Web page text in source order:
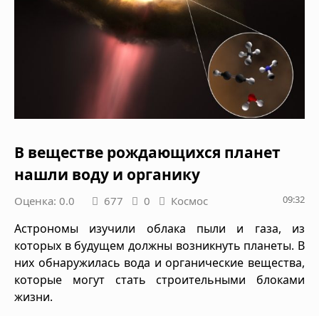
В веществе рождающихся планет
нашли воду и органику
Оценка: 0.0 677 0 Космос 09:32
Астрономы изучили облака пыли и газа, из
которых в будущем должны возникнуть планеты. В
них обнаружилась вода и органические вещества,
которые могут стать строительными блоками
жизни.